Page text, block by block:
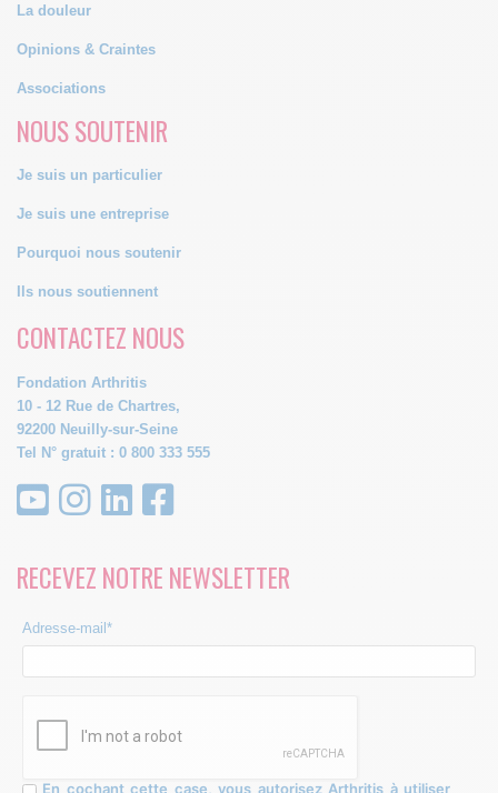
La douleur
Opinions & Craintes
Associations
NOUS SOUTENIR
Je suis un particulier
Je suis une entreprise
Pourquoi nous soutenir
Ils nous soutiennent
CONTACTEZ NOUS
Fondation Arthritis
10 - 12 Rue de Chartres,
92200 Neuilly-sur-Seine
Tel N° gratuit : 0 800 333 555
RECEVEZ NOTRE NEWSLETTER
Adresse-mail*
En cochant cette case, vous autorisez Arthritis à utiliser